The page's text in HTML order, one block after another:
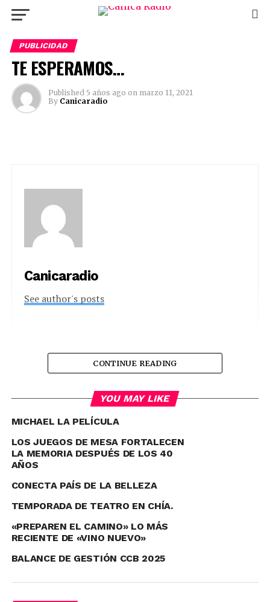
PUBLICIDAD
TE ESPERAMOS…
Published 5 años ago on marzo 11, 2021
By Canicaradio
Canicaradio
See author's posts
Facebook
Mastodon
EmailCompartir
RELATED TOPICS: SUPERIOR
UP NEXT
DON'T MISS
CONTINUE READING
YOU MAY LIKE
MICHAEL LA PELÍCULA
LOS JUEGOS DE MESA FORTALECEN
LA MEMORIA DESPUÉS DE LOS 40
AÑOS
CONECTA PAÍS DE LA BELLEZA
TEMPORADA DE TEATRO EN CHÍA.
«PREPAREN EL CAMINO» LO MÁS
RECIENTE DE «VINO NUEVO»
BALANCE DE GESTIÓN CCB 2025